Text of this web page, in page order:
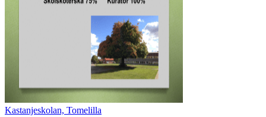
Kastanjeskolan, Tomelilla